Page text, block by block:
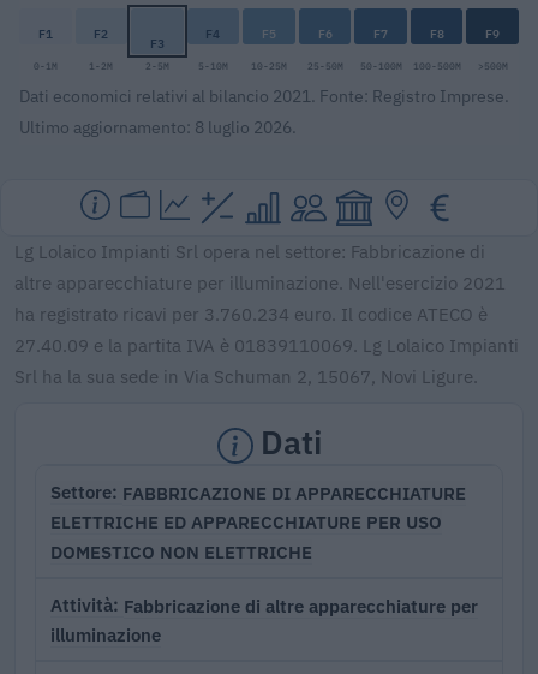
F1 F2 F3 F4 F5 F6 F7 F8 F9
0-1M 1-2M 2-5M 5-10M 10-25M 25-50M 50-100M 100-500M >500M
Dati economici relativi al bilancio 2021. Fonte: Registro Imprese.
Ultimo aggiornamento: 8 luglio 2026.
Lg Lolaico Impianti Srl opera nel settore: Fabbricazione di
altre apparecchiature per illuminazione. Nell'esercizio 2021
ha registrato ricavi per 3.760.234 euro. Il codice ATECO è
27.40.09 e la partita IVA è 01839110069. Lg Lolaico Impianti
Srl ha la sua sede in Via Schuman 2, 15067, Novi Ligure.
Dati
Settore FABBRICAZIONE DI APPARECCHIATURE
ELETTRICHE ED APPARECCHIATURE PER USO
DOMESTICO NON ELETTRICHE
Attività Fabbricazione di altre apparecchiature per
illuminazione